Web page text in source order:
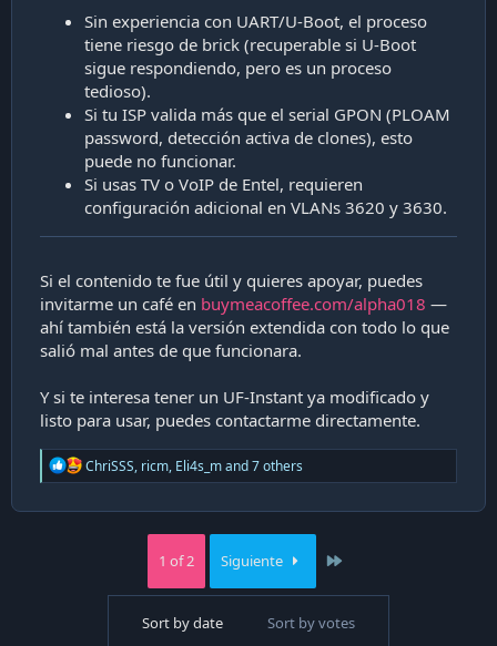
Sin experiencia con UART/U-Boot, el proceso
tiene riesgo de brick (recuperable si U-Boot
sigue respondiendo, pero es un proceso
tedioso).
Si tu ISP valida más que el serial GPON (PLOAM
password, detección activa de clones), esto
puede no funcionar.
Si usas TV o VoIP de Entel, requieren
configuración adicional en VLANs 3620 y 3630.
Si el contenido te fue útil y quieres apoyar, puedes
invitarme un café en buymeacoffee.com/alpha018 —
ahí también está la versión extendida con todo lo que
salió mal antes de que funcionara.
Y si te interesa tener un UF-Instant ya modificado y
listo para usar, puedes contactarme directamente.
R
e
c
ChriSSS, ricm, Eli4s_mand 7 others
1 of 2 Siguiente
Sort by date Sort by votes